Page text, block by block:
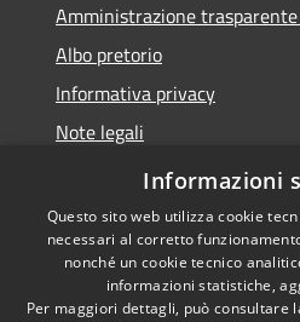
Amministrazione trasparente
Albo pretorio
Informativa privacy
Note legali
Dichiarazione di accessibilità
Informazioni
Questo sito web utilizza cookie
necessari al corretto
nonché un cookie tecnico
informazioni statistiche,
Per maggiori dettagli, può consultare